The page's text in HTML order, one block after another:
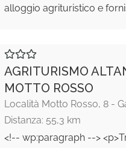
alloggio agrituristico e
AGRITURISMO
MOTTO ROSSO
Località Motto Rosso, 8 -
Distanza: 55,3 km
<!-- wp:paragraph -->